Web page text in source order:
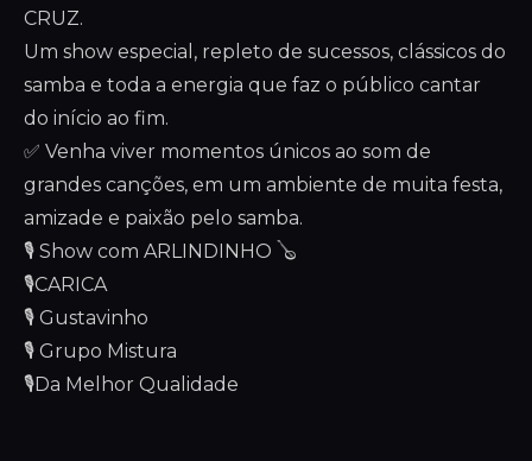
CRUZ.
Um show especial, repleto de sucessos, clássicos do
samba e toda a energia que faz o público cantar
do início ao fim.
✅ Venha viver momentos únicos ao som de
grandes canções, em um ambiente de muita festa,
amizade e paixão pelo samba.
🎙️ Show com ARLINDINHO 🪕
🎙️CARICA
🎙️ Gustavinho
🎙️ Grupo Mistura
🎙️Da Melhor Qualidade